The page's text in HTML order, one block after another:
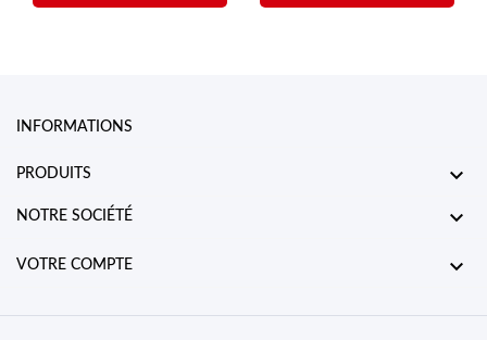
INFORMATIONS
PRODUITS 
NOTRE SOCIÉTÉ 
VOTRE COMPTE 